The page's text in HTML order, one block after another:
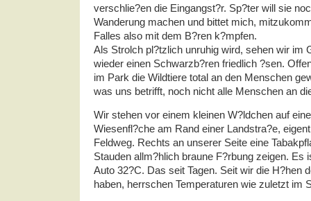
verschlie?en die Eingangst?r. Sp?ter will sie
Wanderung machen und bittet mich,
Falles also mit dem B?ren k?mpfen.
Als Strolch pl?tzlich unruhig wird, sehen wir im
wieder einen Schwarzb?ren friedlich ?sen.
im Park die Wildtiere total an den Menschen
was uns betrifft, noch nicht alle Menschen an
Wir stehen vor einem kleinen W?ldchen auf
Wiesenfl?che am Rand einer Landstra?e,
Feldweg. Rechts an unserer Seite eine
Stauden allm?hlich braune F?rbung zeigen. Es
Auto 32?C. Das seit Tagen. Seit wir die H?hen
haben, herrschen Temperaturen wie zuletzt im